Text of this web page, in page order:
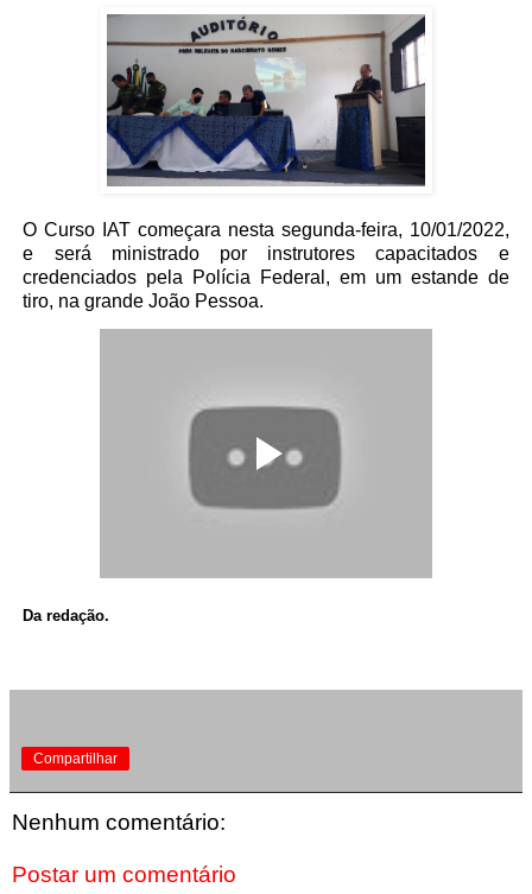
O Curso IAT começara nesta segunda-feira, 10/01/2022,
e será ministrado por instrutores capacitados e
credenciados pela Polícia Federal, em um estande de
tiro, na grande João Pessoa.
Da redação.
Compartilhar
Nenhum comentário:
Postar um comentário